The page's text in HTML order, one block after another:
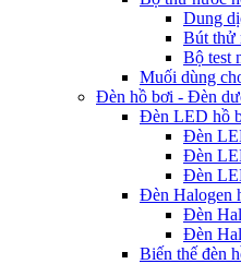
Dung
Bút thử
Bộ test
Muối dùng
Đèn hồ bơi - Đèn
Đèn LED hồ
Đèn
Đèn
Đèn
Đèn Halogen
Đèn
Đèn
Biến thế đèn